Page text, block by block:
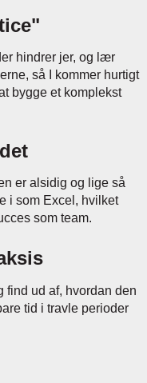
hindrer jer, og lær
så I kommer hurtigt
bygge et komplekst
er alsidig og lige så
i som Excel, hvilket
som team.
find ud af, hvordan den
tid i travle perioder